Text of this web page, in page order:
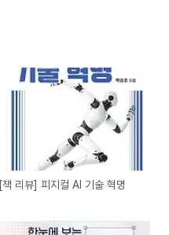
[책 리뷰] 피지컬 AI 기술 혁명